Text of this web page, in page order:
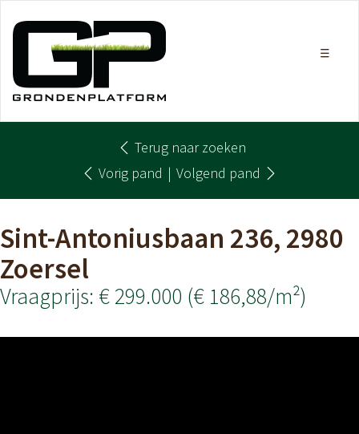
Terug naar zoeken
Vorig pand | Volgend pand
Sint-Antoniusbaan 236, 2980
Zoersel
Vraagprijs: € 299.000 (€ 186,88/m²)